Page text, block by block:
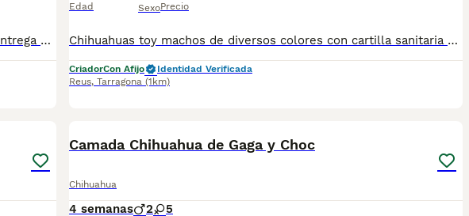
Chihuahua súper mini muy cariñoso criado con niños .Se entrega vacunado y desparasitado para más información escribir o llamar al 682908382
Edad SexoPrecio
Chihuahuas toy machos de diversos colores con cartilla sanitaria vacuna chip desparasitación con garantía víricas y congenitas
CriadorCon Afijo
Identidad Verificada
Reus, Tarragona (1km)
Camada Chihuahua de Gaga y Choc
Chihuahua
4 semanas 2 5